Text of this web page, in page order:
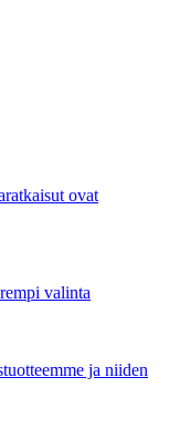
ovat
valinta
ja niiden